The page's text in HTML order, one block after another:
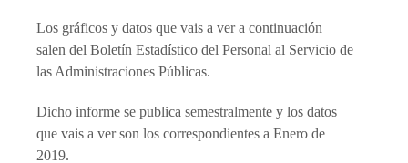
Los gráficos y datos que vais a ver a continuación
salen del Boletín Estadístico del Personal al Servicio de
las Administraciones Públicas.
Dicho informe se publica semestralmente y los datos
que vais a ver son los correspondientes a Enero de
2019.